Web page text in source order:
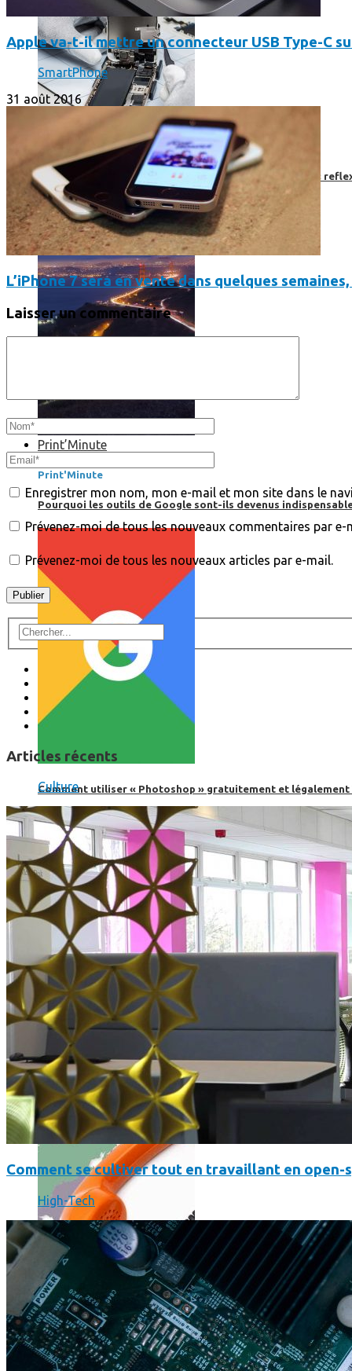
Faut-il encore emmener son bon vieux appareil photo «
Print’Minute
Print'Minute
Pourquoi les outils de Google sont-ils devenus
Comment utiliser « Photoshop » gratuitement et légalement
Où en sont les forfaits mobiles pour les pros ?
SmartPhone
Apple va-t-il mettre un connecteur USB Type-C
SmartPhone
31 août 2016
L’iPhone 7 sera en vente dans quelques
Laisser un commentaire
Enregistrer mon nom, mon e-mail et mon site dans le
Prévenez-moi de tous les nouveaux commentaires par e-
Prévenez-moi de tous les nouveaux articles par e-mail.
Articles récents
Culture
Comment se cultiver tout en travaillant en open-
High-Tech